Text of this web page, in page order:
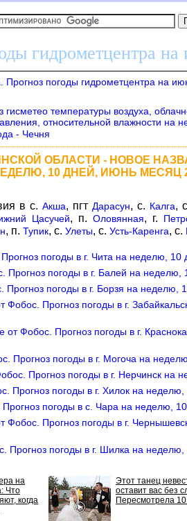
гидрометцентра
Прогноз погоды гидрометцентра на
гисметео температуры воздуха,
относительной влажности на
- Чечня
ОБЛАСТИ - НОВОЕ
10 ДНЕЙ, ИЮНЬ МЕСЯЦ
в с. Акша, пгт Дарасун, с. Калга,
Цасучей, п. Оловянная, г.
, п. Тупик, с. Улеты, с. Усть-Каренга, с.
погоды в г. Чита на неделю,
Прогноз погоды в г. Балей на
Прогноз погоды в г. Борзя на неделю,
Фобос. Прогноз погоды в г.
от Фобос. Прогноз погоды в г.
Прогноз погоды в г. Могоча на
Прогноз погоды в г. Нерчинск
Прогноз погоды в г. Хилок на
погоды в с. Чара на неделю,
Фобос. Прогноз погоды в г.
Прогноз погоды в г. Шилка на
на
Что
когда
Этот танец
оставит вас без
Пересмотрела